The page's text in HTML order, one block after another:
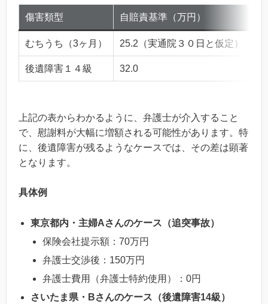
傷害類型 自賠責基準（万円）
むちうち（3ヶ月） 25.2（実通院３０日と仮定）
後遺障害１４級 32.0
上記の表からわかるように、弁護士が介入すること
で、慰謝料が大幅に増額される可能性があります。特
に、後遺障害が残るようなケースでは、その差は顕著
となります。
具体例
東京都内・主婦Aさんのケース（追突事故）
保険会社提示額：70万円
弁護士交渉後：150万円
弁護士費用（弁護士特約使用）：0円
さいたま県・Bさんのケース（後遺障害14級）